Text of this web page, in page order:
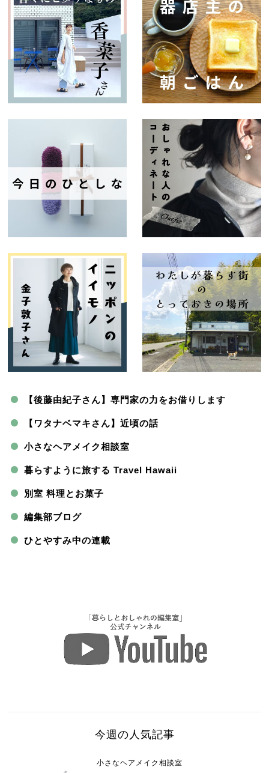
【後藤由紀子さん】専門家の力をお借りします
【ワタナベマキさん】近頃の話
小さなヘアメイク相談室
暮らすように旅する Travel Hawaii
別室 料理とお菓子
編集部ブログ
ひとやすみ中の連載
今週の人気記事
小さなヘアメイク相談室